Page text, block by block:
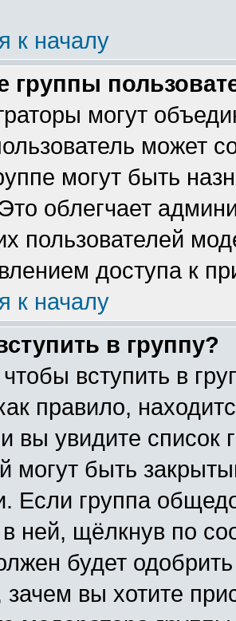
к началу
группы
могут
может
могут быть
облегчает
пользователей
доступа к
к началу
в группу?
вступить в
правило,
вы увидите список
могут быть
Если группа
в ней, щёлкнув по
будет
зачем вы хотите